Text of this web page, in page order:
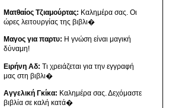
Ματθαίος Τζιαμούρτας: Καλημέρα σας. Οι
ώρες λειτουργίας της βιβλι�
Μαγος για παρτυ: Η γνώση είναι μαγική
δύναμη!
Ειρήνη Αδ: Τι χρειάζεται για την εγγραφή
μας στη βιβλι�
Αγγελική Γκίκα: Καλημέρα σας. Δεχόμαστε
βιβλία σε καλή κατά�